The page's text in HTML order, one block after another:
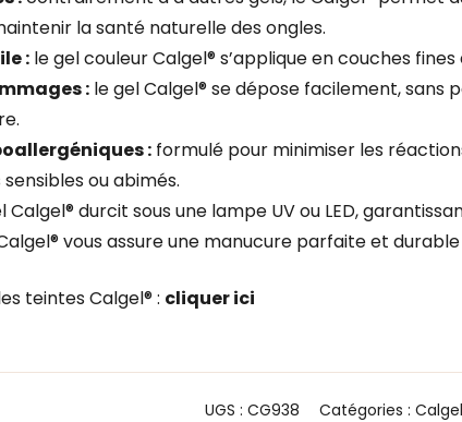
la santé naturelle des ongles.
: le gel couleur Calgel® s’applique en couches
: le gel Calgel® se dépose facilement, sans
: formulé pour minimiser les
ou abimés.
Calgel® durcit sous une lampe UV ou LED,
vous assure une manucure parfaite et
teintes Calgel® : cliquer ici
UGS : CG938 Catégories :